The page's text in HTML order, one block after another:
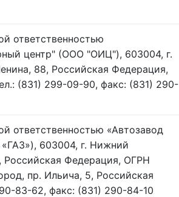
ответственностью
центр" (ООО "ОИЦ"), 603004, г.
88, Российская Федерация,
(831) 299-09-90, факс: (831) 290-
ответственностью «Автозавод
603004, г. Нижний
Российская Федерация, ОГРН
пр. Ильича, 5, Российская
83-62, факс: (831) 290-84-10